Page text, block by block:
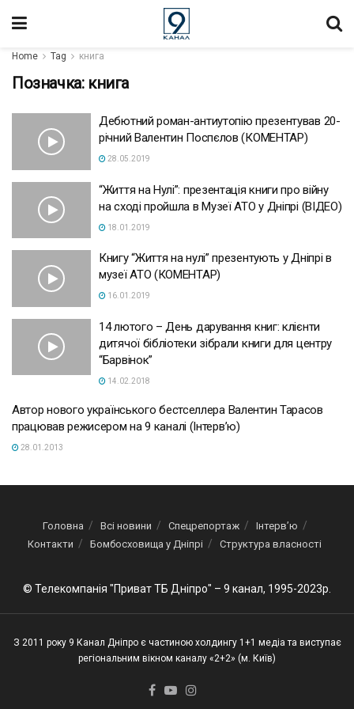
Home Tag книга
Позначка: книга
Дебютний роман-антиутопію презентував 20-
річний Валентин Поспєлов (КОМЕНТАР)
28.05.2019
“Життя на Нулі”: презентація книги про війну
на сході пройшла в Музеї АТО у Дніпрі (ВІДЕО)
18.01.2019
Книгу “Життя на нулі” презентують у Дніпрі в
музеї АТО (КОМЕНТАР)
16.01.2019
14 лютого – День дарування книг: клієнти
дитячої бібліотеки зібрали книги для центру
“Барвінок”
14.02.2018
Автор нового українського бестселлера Валентин Тарасов
працював режисером на 9 каналі (Інтерв’ю)
28.01.2013
Головна Всі новини Спецрепортаж
Інтерв’ю
Контакти
Бомбосховища у Дніпрі Структура власності
© Телекомпанія "Приват ТБ Дніпро" – 9 канал, 1995-2023р.
З 2011 року 9 Канал Дніпро є частиною холдингу 1+1 медіа та виступає
регіональним вікном каналу «2+2» (м. Київ)